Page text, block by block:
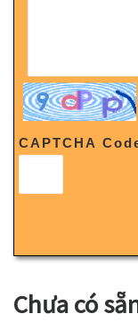
CAPTCHA
Chưa có